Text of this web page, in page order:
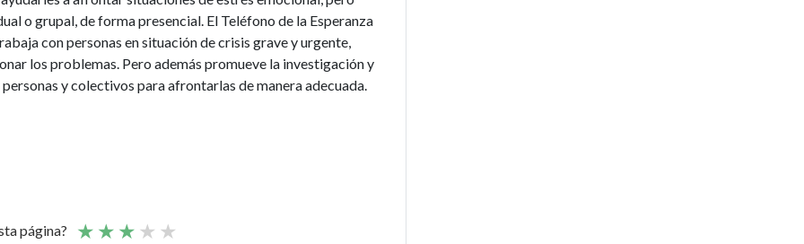
o grupal, de forma presencial. El Teléfono de la Esperanza
con personas en situación de crisis grave y urgente,
los problemas. Pero además promueve la investigación y
y colectivos para afrontarlas de manera adecuada.
página?